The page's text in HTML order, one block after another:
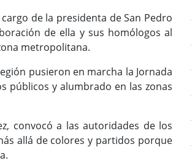
de la presidenta de San Pedro
de ella y sus homólogos al
metropolitana.
pusieron en marcha la Jornada
públicos y alumbrado en las zonas
convocó a las autoridades de los
allá de colores y partidos porque